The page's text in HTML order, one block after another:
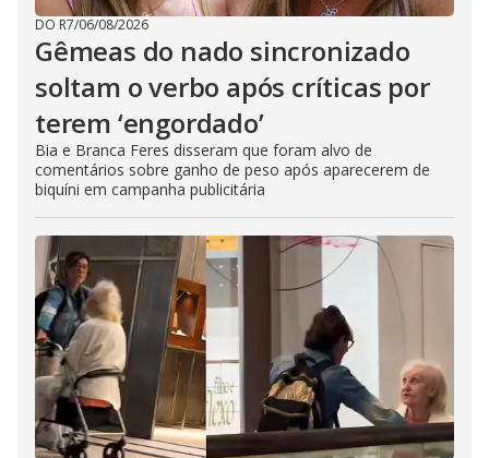
DO R7/06/08/2026
Gêmeas do nado sincronizado
soltam o verbo após críticas por
terem ‘engordado’
Bia e Branca Feres disseram que foram alvo de
comentários sobre ganho de peso após aparecerem de
biquíni em campanha publicitária